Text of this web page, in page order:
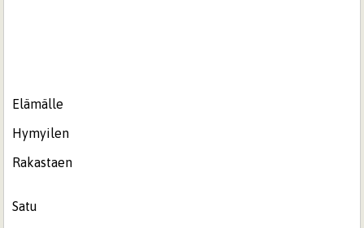
Elämälle
Hymyilen
Rakastaen
Satu